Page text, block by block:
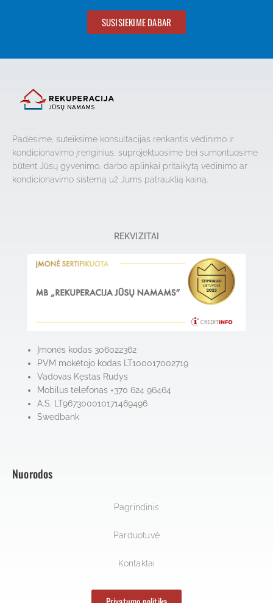
SUSISIEKIME DABAR
Padėsime, suteiksime konsultacijas renkantis vėdinimo ir
kondicionavimo įrenginius, suprojektuosime bei sumontuosime
būtent Jūsų gyvenimo, darbo aplinkai pritaikytą vėdinimo ar
kondicionavimo sistemą už Jums patrauklią kainą.
REKVIZITAI
Įmonės kodas 306022362
PVM mokėtojo kodas LT100017002719
Vadovas Kęstas Rudys
Mobilus telefonas +370 624 96464
A.S. LT967300010171469496
Swedbank
Nuorodos
Pagrindinis
Parduotuvė
Kontaktai